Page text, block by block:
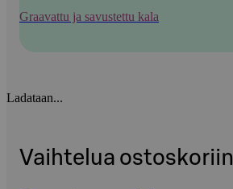
Graavattu ja savustettu kala
Ladataan...
Vaihtelua ostoskoriin